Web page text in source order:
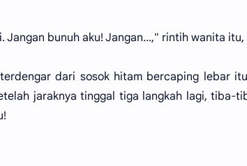
Jangan bunuh aku! Jangan...," rintih wanita
dari sosok hitam bercaping lebar
jaraknya tinggal tiga langkah lagi, tiba-